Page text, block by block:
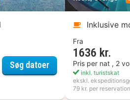
Søg datoerFlädie Mat & Vingård
Inklusive
Fra
1636 kr.
Pris per nat , 2
inkl. turistskat
ekskl.
79 kr. per reservation